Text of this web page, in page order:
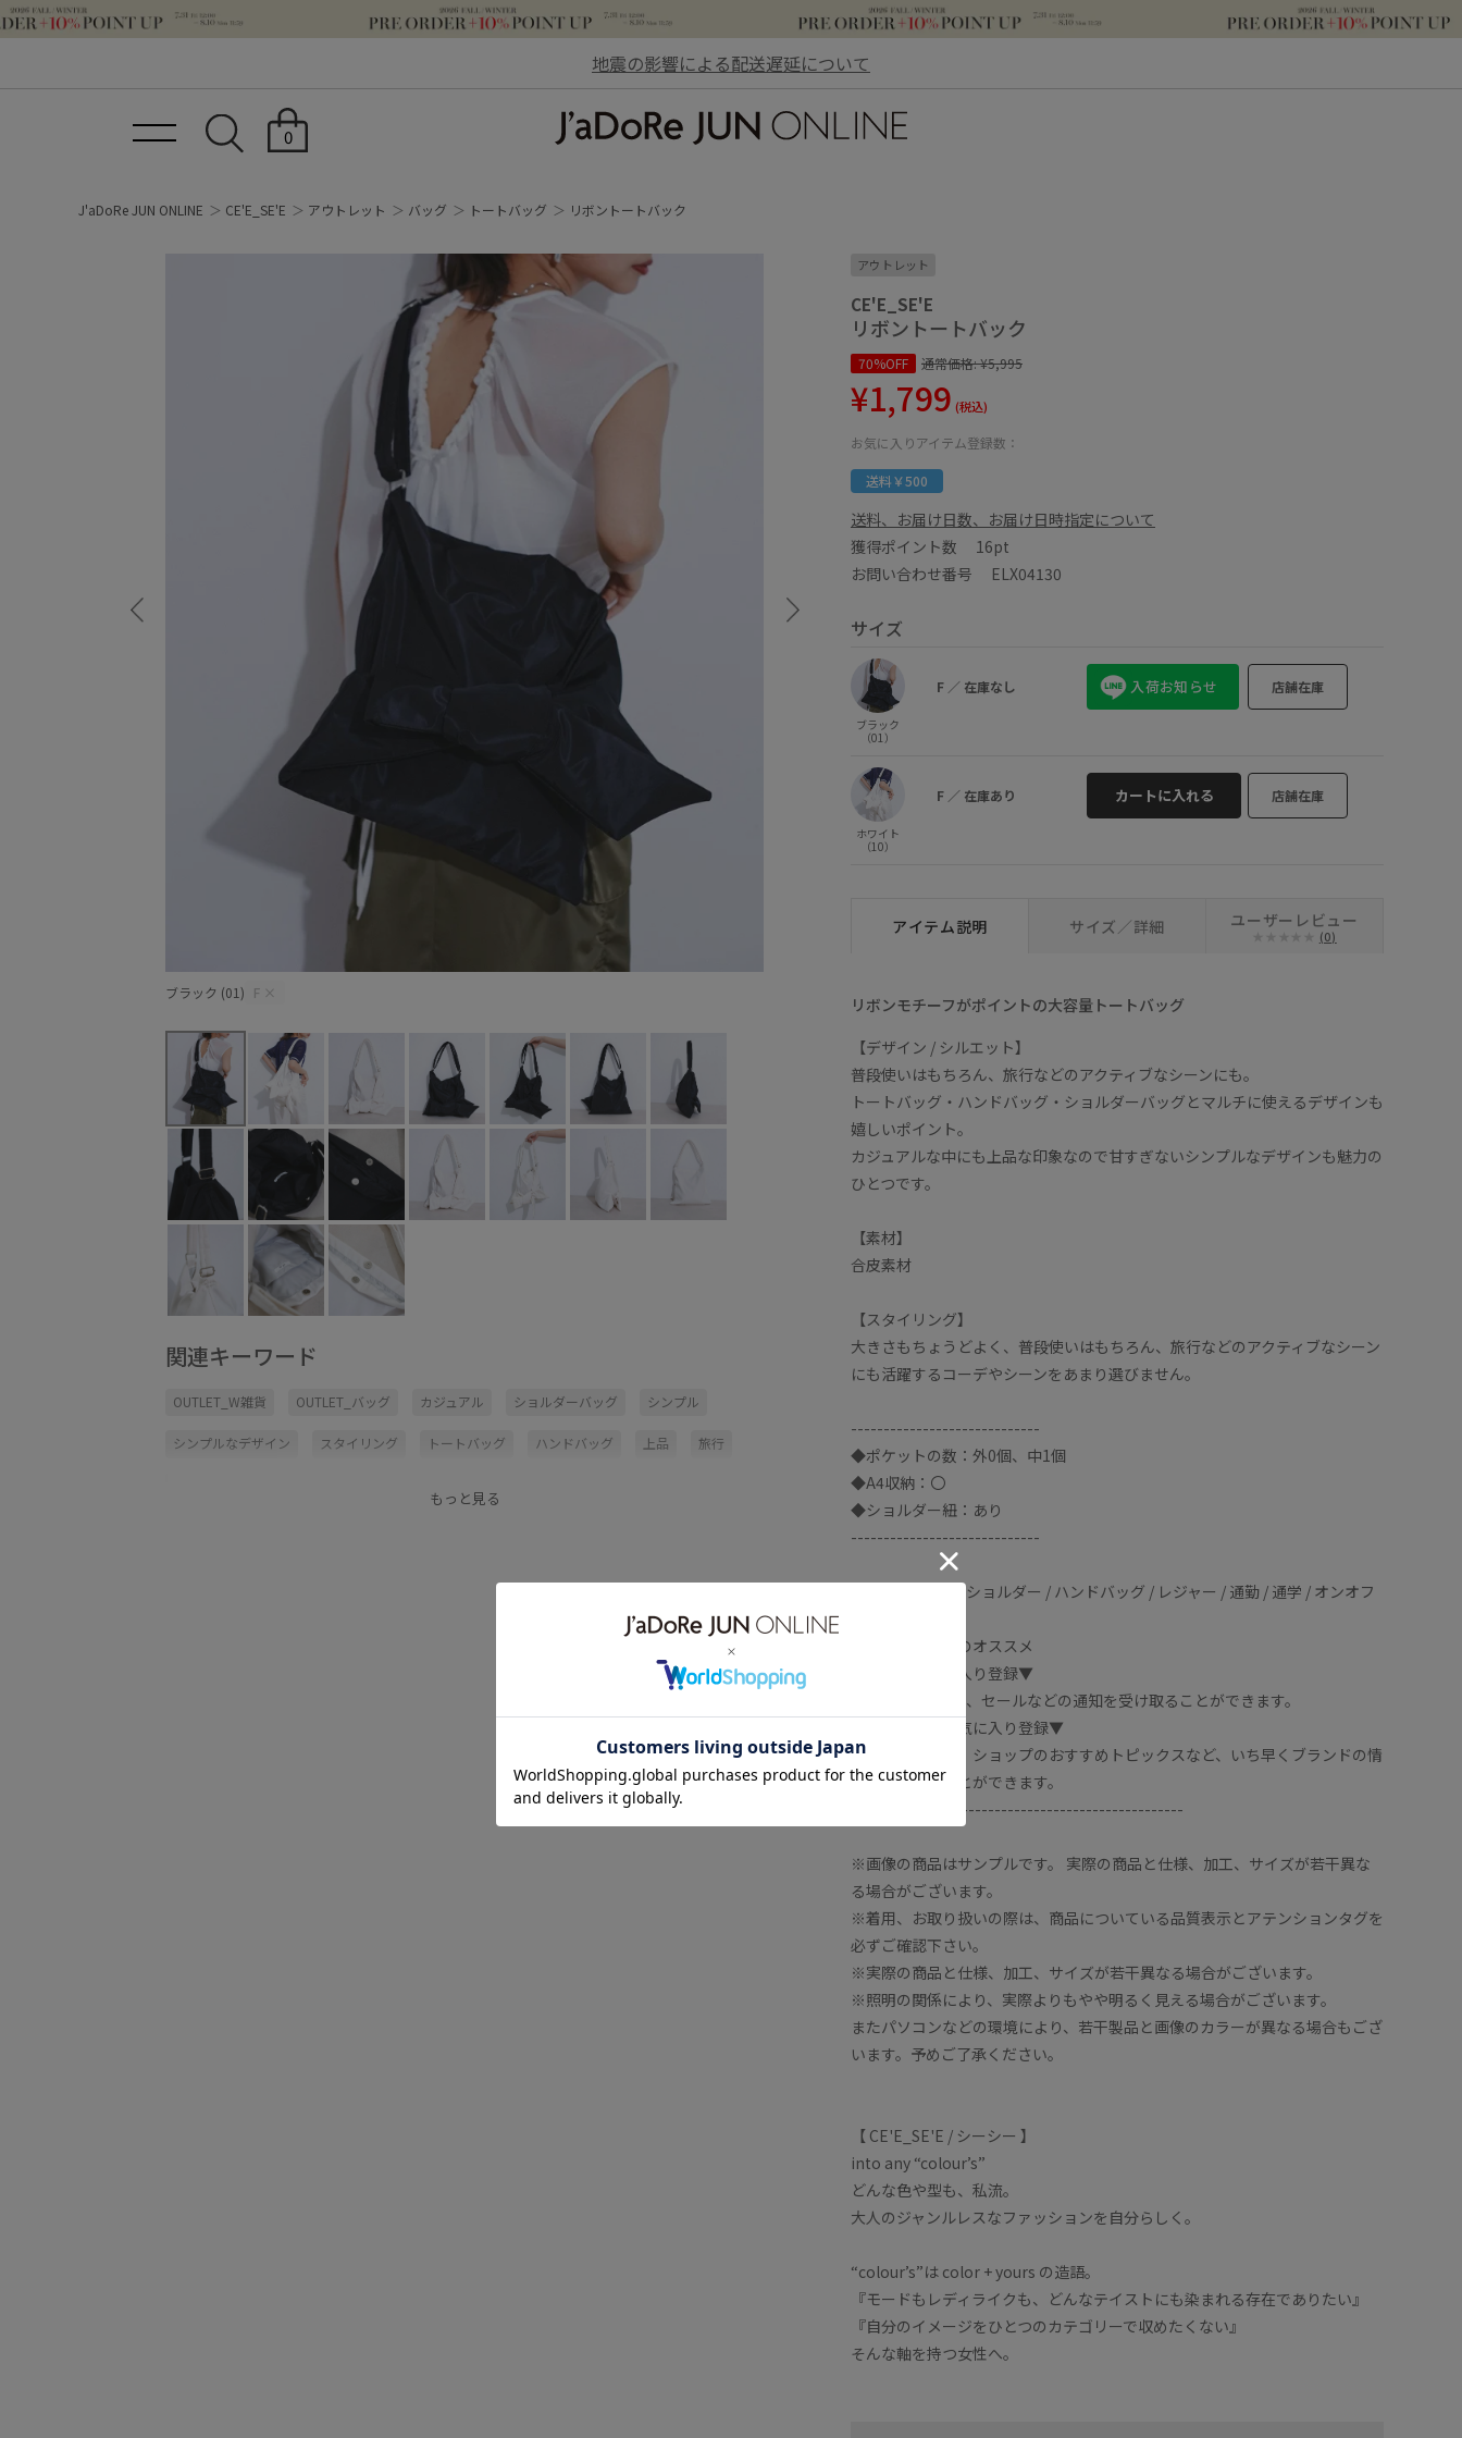
地震の影響による配送遅延について
0
J'aDoRe JUN ONLINE CE'E_SE'E アウトレット バッグ トートバッグ リボントートバック
ブラック (01) F ×
関連キーワード
OUTLET_W雑貨 OUTLET_バッグ カジュアル ショルダーバッグ シンプル
シンプルなデザイン スタイリング トートバッグ ハンドバッグ 上品 旅行
もっと見る
アウトレット
CE'E_SE'E
リボントートバック
70%OFF 通常価格:¥5,995
¥1,799 (税込)
お気に入りアイテム登録数：
送料￥500
送料、お届け日数、お届け日時指定について
獲得ポイント数 16pt
お問い合わせ番号 ELX04130
サイズ
ブラック
（01）
F ／ 在庫なし 入荷お知らせ 店舗在庫
ホワイト
（10）
F ／ 在庫あり カートに入れる 店舗在庫
アイテム説明 サイズ／詳細 ユーザーレビュー
(0)
リボンモチーフがポイントの大容量トートバッグ
【デザイン / シルエット】
普段使いはもちろん、旅行などのアクティブなシーンにも。
トートバッグ・ハンドバッグ・ショルダーバッグとマルチに使えるデザインも
嬉しいポイント。
カジュアルな中にも上品な印象なので甘すぎないシンプルなデザインも魅力の
ひとつです。
【素材】
合皮素材
【スタイリング】
大きさもちょうどよく、普段使いはもちろん、旅行などのアクティブなシーン
にも活躍するコーデやシーンをあまり選びません。
-----------------------------
◆ポケットの数：外0個、中1個
◆A4収納：〇
◆ショルダー紐：あり
-----------------------------
リボン / トート / ショルダー / ハンドバッグ / レジャー / 通勤 / 通学 / オンオフ
お気に入り登録のオススメ
▼商品のお気に入り登録▼
再入荷、残り1点、セールなどの通知を受け取ることができます。
▼ブランドのお気に入り登録▼
新商品や再入荷、ショップのおすすめトピックスなど、いち早くブランドの情
報を受け取ることができます。
---------------------------------------------------
※画像の商品はサンプルです。 実際の商品と仕様、加工、サイズが若干異な
る場合がございます。
※着用、お取り扱いの際は、商品についている品質表示とアテンションタグを
必ずご確認下さい。
※実際の商品と仕様、加工、サイズが若干異なる場合がございます。
※照明の関係により、実際よりもやや明るく見える場合がございます。
またパソコンなどの環境により、若干製品と画像のカラーが異なる場合もござ
います。予めご了承ください。
【 CE'E_SE'E / シーシー 】
into any “colour’s”
どんな色や型も、私流。
大人のジャンルレスなファッションを自分らしく。
“colour’s”は color + yours の造語。
『モードもレディライクも、どんなテイストにも染まれる存在でありたい』
『自分のイメージをひとつのカテゴリーで収めたくない』
そんな軸を持つ女性へ。